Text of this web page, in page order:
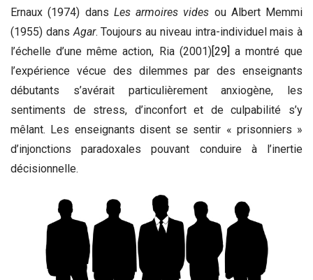
Ernaux (1974) dans Les armoires vides ou Albert Memmi
(1955) dans Agar. Toujours au niveau intra-individuel mais à
l’échelle d’une même action, Ria (2001)[29] a montré que
l’expérience vécue des dilemmes par des enseignants
débutants s’avérait particulièrement anxiogène, les
sentiments de stress, d’inconfort et de culpabilité s’y
mêlant. Les enseignants disent se sentir « prisonniers »
d’injonctions paradoxales pouvant conduire à l’inertie
décisionnelle.